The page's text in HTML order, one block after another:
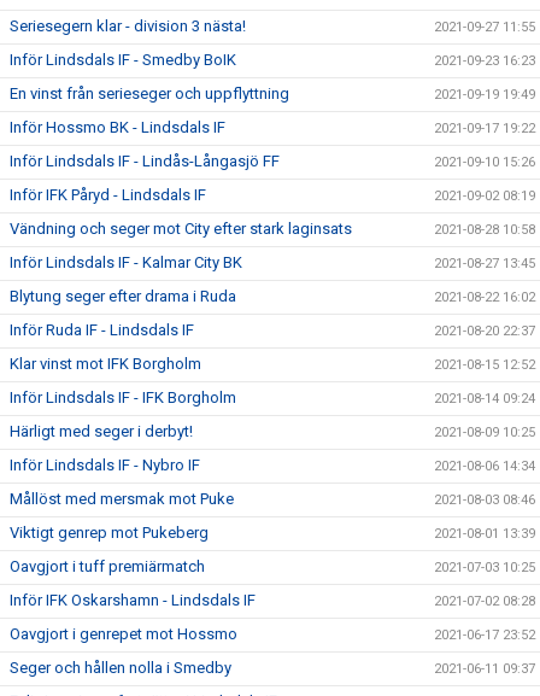
Seriesegern klar - division 3 nästa! 2021-09-27 11:55
Inför Lindsdals IF - Smedby BoIK 2021-09-23 16:23
En vinst från serieseger och uppflyttning 2021-09-19 19:49
Inför Hossmo BK - Lindsdals IF 2021-09-17 19:22
Inför Lindsdals IF - Lindås-Långasjö FF 2021-09-10 15:26
Inför IFK Påryd - Lindsdals IF 2021-09-02 08:19
Vändning och seger mot City efter stark laginsats 2021-08-28 10:58
Inför Lindsdals IF - Kalmar City BK 2021-08-27 13:45
Blytung seger efter drama i Ruda 2021-08-22 16:02
Inför Ruda IF - Lindsdals IF 2021-08-20 22:37
Klar vinst mot IFK Borgholm 2021-08-15 12:52
Inför Lindsdals IF - IFK Borgholm 2021-08-14 09:24
Härligt med seger i derbyt! 2021-08-09 10:25
Inför Lindsdals IF - Nybro IF 2021-08-06 14:34
Mållöst med mersmak mot Puke 2021-08-03 08:46
Viktigt genrep mot Pukeberg 2021-08-01 13:39
Oavgjort i tuff premiärmatch 2021-07-03 10:25
Inför IFK Oskarshamn - Lindsdals IF 2021-07-02 08:28
Oavgjort i genrepet mot Hossmo 2021-06-17 23:52
Seger och hållen nolla i Smedby 2021-06-11 09:37